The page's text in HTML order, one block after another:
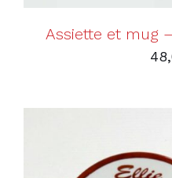
Assiette et mug